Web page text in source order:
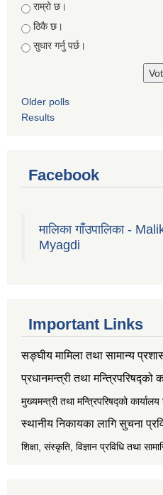
Choices
राम्रो छ।
ठिकै छ।
सुधार गर्नु पर्छ।
Older polls
Results
Facebook
मालिका गाँउपालिका -
Myagdi
Important Links
सङ्‍घीय मामिला तथा सामान्य
प्रधानमन्त्री तथा मन्त्रिपरिषद्को
मुख्यमन्त्री तथा मन्त्रिपरिषद्को
स्थानीय निकायका लागि सुचना
शिक्षा, संस्कृति, विज्ञान प्रविधि तथा